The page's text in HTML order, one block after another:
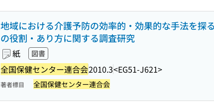
地域における介護予防の効率的・効果的な手法を探
の役割・あり方に関する調査研究
紙 図書
全国保健センター連合会2010.3<EG51-J621>
著者標目 全国保健センター連合会